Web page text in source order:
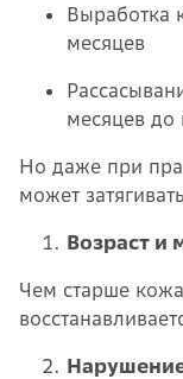
Выработка
месяцев
месяцев до
Но даже при
может
Возраст и
Чем старше